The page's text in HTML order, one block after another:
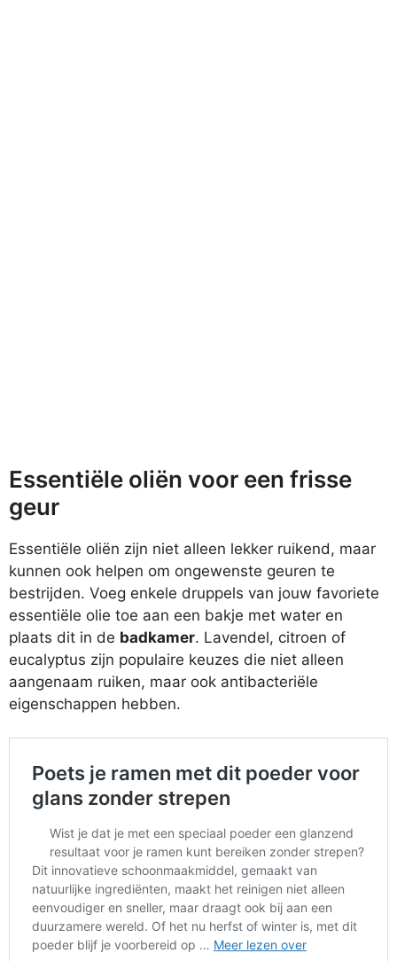
Essentiële oliën voor een frisse
geur
Essentiële oliën zijn niet alleen lekker ruikend, maar
kunnen ook helpen om ongewenste geuren te
bestrijden. Voeg enkele druppels van jouw favoriete
essentiële olie toe aan een bakje met water en
plaats dit in de badkamer. Lavendel, citroen of
eucalyptus zijn populaire keuzes die niet alleen
aangenaam ruiken, maar ook antibacteriële
eigenschappen hebben.